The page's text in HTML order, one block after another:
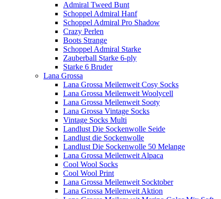
Admiral Tweed Bunt
Schoppel Admiral Hanf
Schoppel Admiral Pro Shadow
Crazy Perlen
Boots Strange
Schoppel Admiral Starke
Zauberball Starke 6-ply
Starke 6 Bruder
Lana Grossa
Lana Grossa Meilenweit Cosy Socks
Lana Grossa Meilenweit Woolycell
Lana Grossa Meilenweit Sooty
Lana Grossa Vintage Socks
Vintage Socks Multi
Landlust Die Sockenwolle Seide
Landlust die Sockenwolle
Landlust Die Sockenwolle 50 Melange
Lana Grossa Meilenweit Alpaca
Cool Wool Socks
Cool Wool Print
Lana Grossa Meilenweit Socktober
Lana Grossa Meilenweit Aktion